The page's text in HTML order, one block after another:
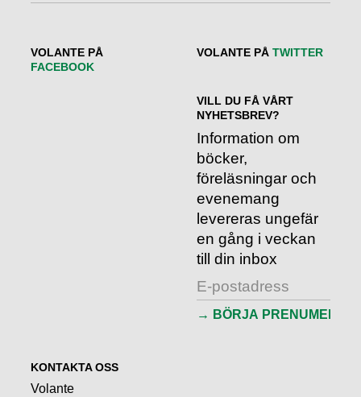
VOLANTE PÅ
FACEBOOK
VOLANTE PÅ TWITTER
VILL DU FÅ VÅRT
NYHETSBREV?
Information om
böcker,
föreläsningar och
evenemang
levereras ungefär
en gång i veckan
till din inbox
KONTAKTA OSS
Volante